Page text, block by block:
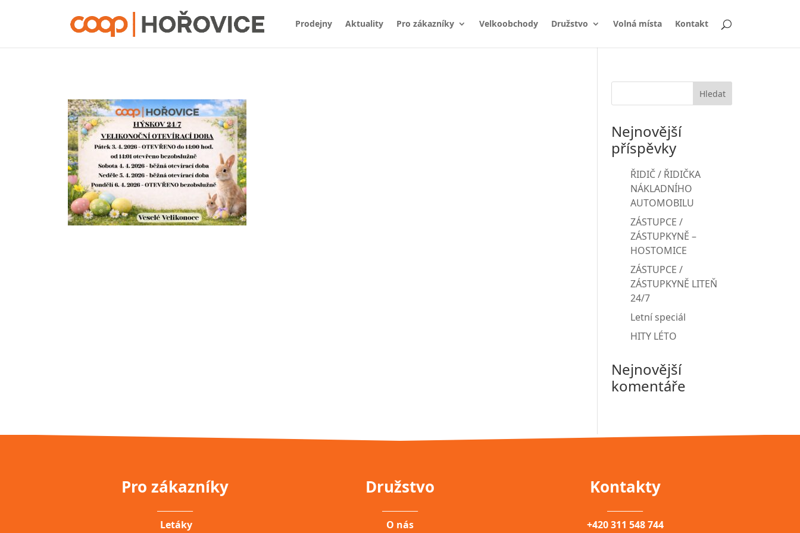
Prodejny Aktuality Pro zákazníky Velkoobchody Družstvo Volná místa Kontakt
Nejnovější
příspěvky
ŘIDIČ / ŘIDIČKA
NÁKLADNÍHO
AUTOMOBILU
ZÁSTUPCE /
ZÁSTUPKYNĚ –
HOSTOMICE
ZÁSTUPCE /
ZÁSTUPKYNĚ LITEŇ
24/7
Letní speciál
HITY LÉTO
Nejnovější
komentáře
Pro zákazníky
Letáky
Družstvo
O nás
Kontakty
+420 311 548 744